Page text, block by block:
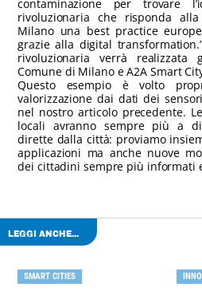
contaminazione per trovare
rivoluzionaria che risponda
Milano una best practice
grazie alla digital
rivoluzionaria verrà
Comune di Milano e A2A Smart
Questo esempio è volto
valorizzazione dai dati dei
nel nostro articolo precedente.
locali avranno sempre più a
dirette dalla città: proviamo
applicazioni ma anche nuove
dei cittadini sempre più informati
LEGGI ANCHE...
SMART CITIES